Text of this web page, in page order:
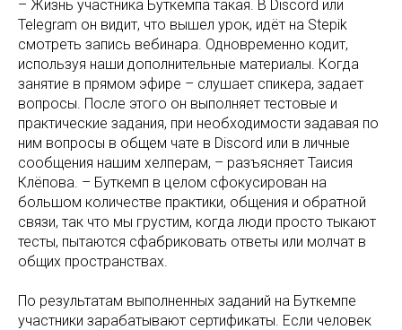
– Жизнь участника Буткемпа такая. В Discord или
Telegram он видит, что вышел урок, идёт на Stepik
смотреть запись вебинара. Одновременно кодит,
используя наши дополнительные материалы. Когда
занятие в прямом эфире – слушает спикера, задает
вопросы. После этого он выполняет тестовые и
практические задания, при необходимости задавая по
ним вопросы в общем чате в Discord или в личные
сообщения нашим хелперам, – разъясняет Таисия
Клёпова. – Буткемп в целом сфокусирован на
большом количестве практики, общения и обратной
связи, так что мы грустим, когда люди просто тыкают
тесты, пытаются сфабриковать ответы или молчат в
общих пространствах.
По результатам выполненных заданий на Буткемпе
участники зарабатывают сертификаты. Если человек